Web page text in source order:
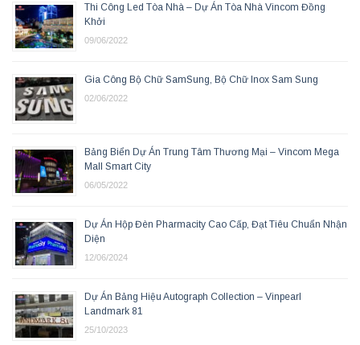
Thi Công Led Tòa Nhà – Dự Án Tòa Nhà Vincom Đồng
Khởi
09/06/2022
Gia Công Bộ Chữ SamSung, Bộ Chữ Inox Sam Sung
02/06/2022
Bảng Biển Dự Án Trung Tâm Thương Mại – Vincom Mega
Mall Smart City
06/05/2022
Dự Án Hộp Đèn Pharmacity Cao Cấp, Đạt Tiêu Chuẩn Nhận
Diện
12/06/2024
Dự Án Bảng Hiệu Autograph Collection – Vinpearl
Landmark 81
25/10/2023